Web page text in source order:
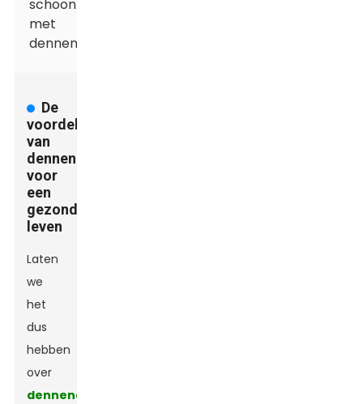
schoonmaakmethoden
met
dennenolie
De
voordelen
van
dennenolie
voor
een
gezond
leven
Laten
we
het
dus
hebben
over
dennenolie